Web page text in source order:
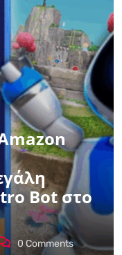
Bot στο
0 Comments